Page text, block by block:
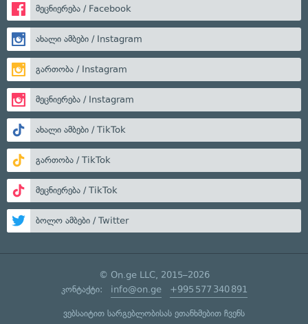
მეცნიერება / Facebook
ახალი ამბები / Instagram
გართობა / Instagram
მეცნიერება / Instagram
ახალი ამბები / TikTok
გართობა / TikTok
მეცნიერება / TikTok
ბოლო ამბები / Twitter
© On.ge LLC, 2015–2026
კონტაქტი: info@on.ge +995 577 340 891
ვებსაიტით სარგებლობისას ეთანხმებით ჩვენს